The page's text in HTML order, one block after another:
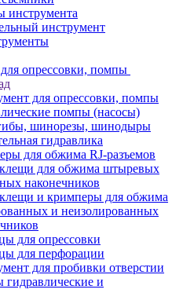
инструмента
инструмент
опрессовки, помпы
для опрессовки, помпы
помпы (насосы)
шинорезы, шинодыры
гидравлика
для обжима RJ-разъемов
для обжима штыревых
наконечников
и кримперы для обжима
и неизолированных
для опрессовки
для перфорации
для пробивки отверстии
гидравлические и